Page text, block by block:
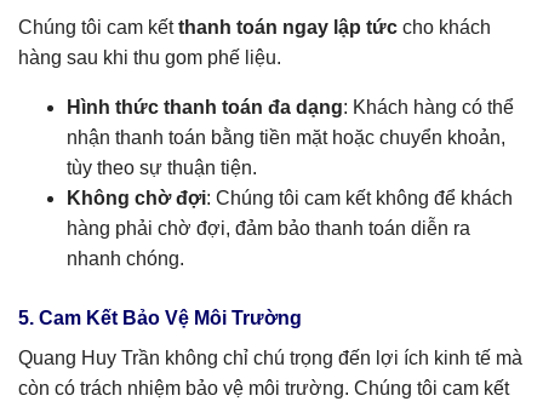
Chúng tôi cam kếtthanh toán ngay lập tức cho khách
hàng sau khi thu gom phế liệu.
Hình thức thanh toán đa dạng: Khách hàng có thể
nhận thanh toán bằng tiền mặt hoặc chuyển khoản,
tùy theo sự thuận tiện.
Không chờ đợi: Chúng tôi cam kết không để khách
hàng phải chờ đợi, đảm bảo thanh toán diễn ra
nhanh chóng.
5. Cam Kết Bảo Vệ Môi Trường
Quang Huy Trần không chỉ chú trọng đến lợi ích kinh tế mà
còn có trách nhiệm bảo vệ môi trường. Chúng tôi cam kết